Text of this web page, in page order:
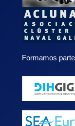
Formamos